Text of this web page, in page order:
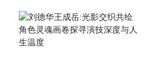
荧幕与中国导演合作